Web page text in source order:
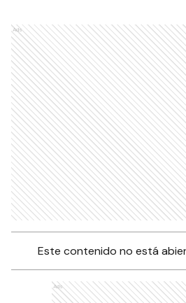
Ads
Este contenido no está
Ads